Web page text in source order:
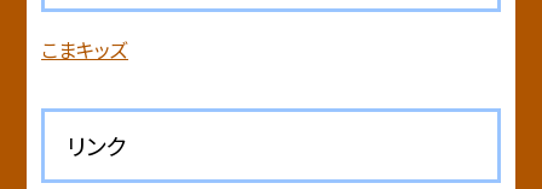
こまキッズ
リンク